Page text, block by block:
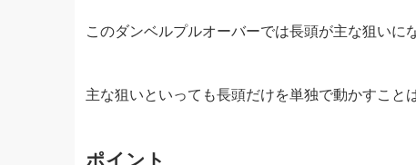
このダンベルプルオーバーでは長頭が主な狙いに
主な狙いといっても長頭だけを単独で動かすこと
ポイント